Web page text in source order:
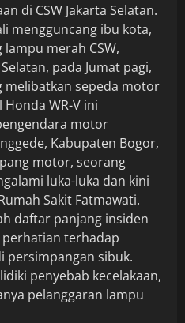
di CSW Jakarta Selatan.
mengguncang ibu kota,
merah CSW,
pada Jumat pagi,
melibatkan sepeda motor
Honda WR-V ini
motor
Kabupaten Bogor,
motor, seorang
luka-luka dan kini
Sakit Fatmawati.
daftar panjang insiden
perhatian terhadap
persimpangan sibuk.
penyebab kecelakaan,
pelanggaran lampu